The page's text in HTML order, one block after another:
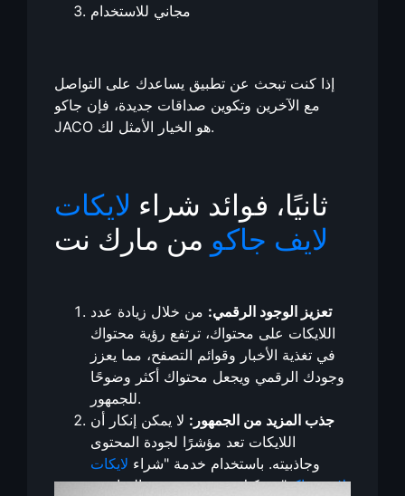
مجاني للاستخدام
إذا كنت تبحث عن تطبيق يساعدك على التواصل
مع الآخرين وتكوين صداقات جديدة، فإن جاكو
JACO هو الخيار الأمثل لك.
ثانيًا، فوائد شراء لايكات
لايف جاكو من مارك نت
تعزيز الوجود الرقمي: من خلال زيادة عدد
اللايكات على محتواك، ترتفع رؤية محتواك
في تغذية الأخبار وقوائم التصفح، مما يعزز
وجودك الرقمي ويجعل محتواك أكثر وضوحًا
للجمهور.
جذب المزيد من الجمهور: لا يمكن إنكار أن
اللايكات تعد مؤشرًا لجودة المحتوى
وجاذبيته. باستخدام خدمة "شراء لايكات
لايف جاكو"، يمكنك جذب مزيد من المتابعين